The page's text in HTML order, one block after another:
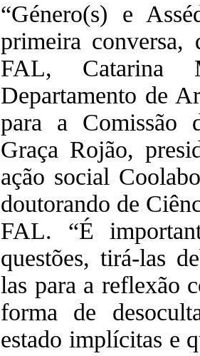
“Género(s) e
primeira
FAL, Catarina
Departamento de
para a Comissão
Graça Rojão,
ação social
doutorando de
FAL. “É
questões, tirá-las
las para a reflexão
forma de
estado implícitas e